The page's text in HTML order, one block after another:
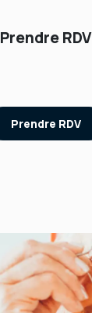
Prendre RDV
Prendre RDV